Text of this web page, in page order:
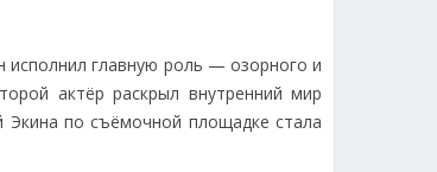
исполнил главную роль — озорного и
актёр раскрыл внутренний мир
Экина по съёмочной площадке стала